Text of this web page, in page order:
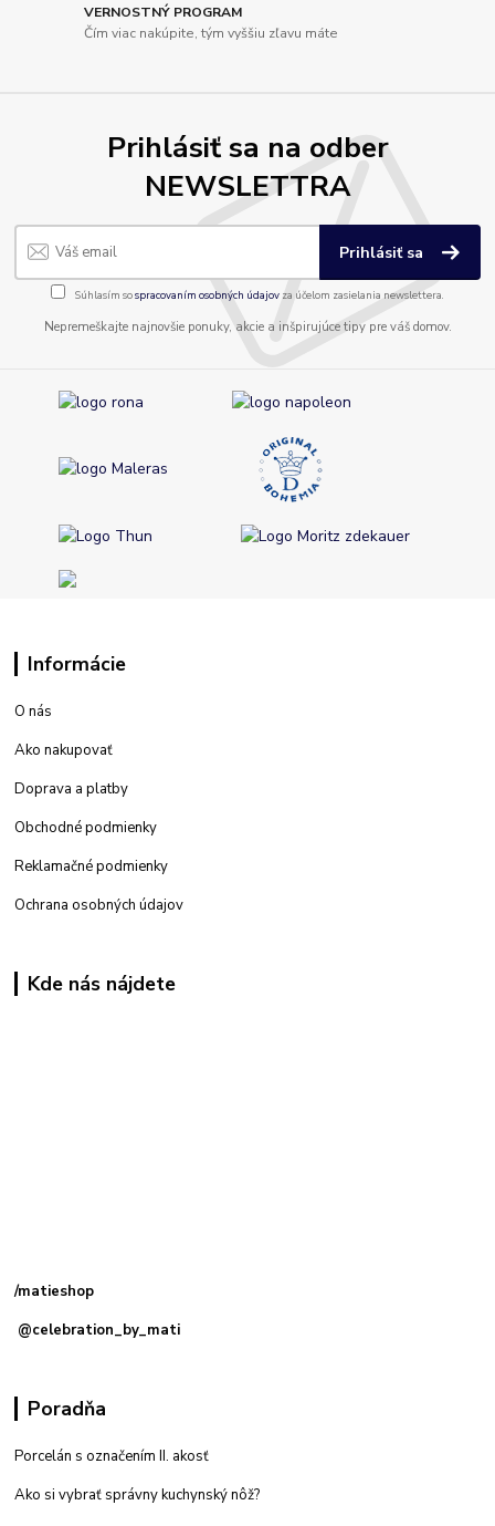
VERNOSTNÝ PROGRAM
Čím viac nakúpite, tým vyššiu zľavu máte
Prihlásiť sa na odber
NEWSLETTRA
Prihlásiť sa
Súhlasím sospracovaním osobných údajov za účelom zasielania newslettera.
Nepremeškajte najnovšie ponuky, akcie a inšpirujúce tipy pre váš domov.
Informácie
O nás
Ako nakupovať
Doprava a platby
Obchodné podmienky
Reklamačné podmienky
Ochrana osobných údajov
Kde nás nájdete
/matieshop
@celebration_by_mati
Poradňa
Porcelán s označením II. akosť
Ako si vybrať správny kuchynský nôž?